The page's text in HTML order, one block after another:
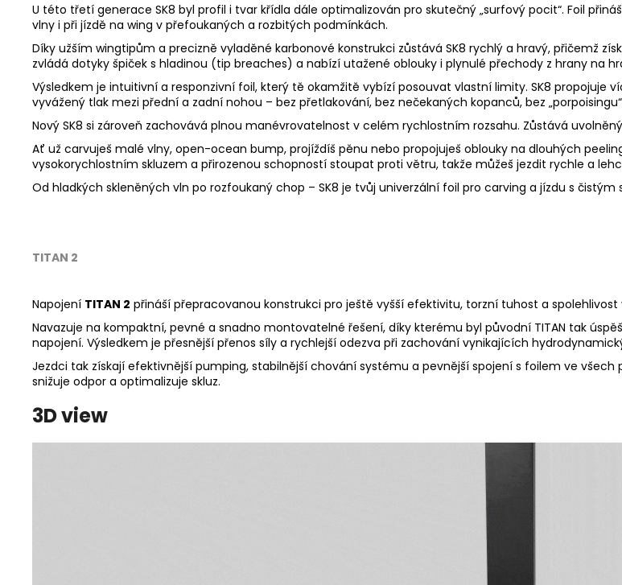
U této třetí generace SK8 byl profil i tvar křídla dále optimalizován pro skutečný „surfový pocit“. Foil
vlny i při jízdě na wing v přefoukaných a rozbitých podmínkách.
Díky užším wingtipům a precizně vyladěné karbonové konstrukci zůstává SK8 rychlý a hravý, přičemž
zvládá dotyky špiček s hladinou (tip breaches) a nabízí utažené oblouky i plynulé přechody z hrany na
Výsledkem je intuitivní a responzivní foil, který tě okamžitě vybízí posouvat vlastní limity. SK8 propojuje
vyvážený tlak mezi přední a zadní nohou – bez přetlakování, bez nečekaných kopanců, bez
Nový SK8 si zároveň zachovává plnou manévrovatelnost v celém rychlostním rozsahu. Zůstává
Ať už carvuješ malé vlny, open-ocean bump, projíždíš pěnu nebo propojuješ oblouky na dlouhých
vysokorychlostním skluzem a přirozenou schopností stoupat proti větru, takže můžeš jezdit rychle a
Od hladkých skleněných vln po rozfoukaný chop – SK8 je tvůj univerzální foil pro carving a jízdu s
TITAN 2
Napojení TITAN 2 přináší přepracovanou konstrukci pro ještě vyšší efektivitu, torzní tuhost a
Navazuje na kompaktní, pevné a snadno montovatelné řešení, díky kterému byl původní TITAN tak
napojení. Výsledkem je přesnější přenos síly a rychlejší odezva při zachování vynikajících
Jezdci tak získají efektivnější pumping, stabilnější chování systému a pevnější spojení s foilem ve
snižuje odpor a optimalizuje skluz.
3D view